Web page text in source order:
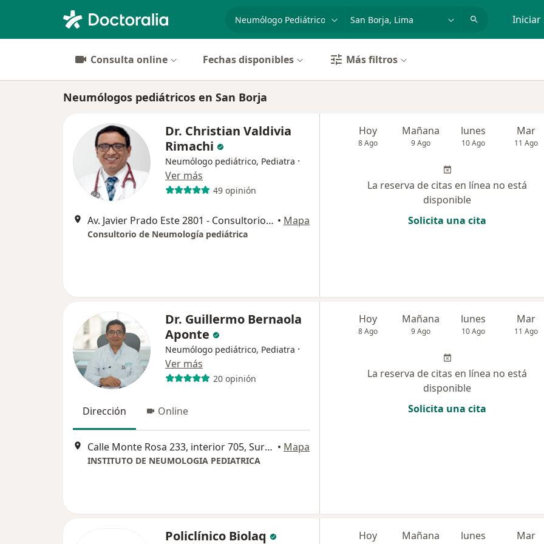
especialidad, enfermedad o nombre Iniciar
Consulta online Fechas disponibles Más filtros
Neumólogos pediátricos en San Borja
Dr. Christian Valdivia
Rimachi
Neumólogo pediátrico, Pediatra ·
Ver más
49 opinión
Av. Javier Prado Este 2801 - Consultorio A-102, San Borja • Mapa
Consultorio de Neumología pediátrica
Hoy
8 Ago
Mañana
9 Ago
lunes
10 Ago
Mar
11 Ago
La reserva de citas en línea no está
disponible
Solicita una cita
Dr. Guillermo Bernaola
Aponte
Neumólogo pediátrico, Pediatra ·
Ver más
20 opinión
Dirección Online
Calle Monte Rosa 233, interior 705, Surco • Mapa
INSTITUTO DE NEUMOLOGIA PEDIATRICA
Hoy
8 Ago
Mañana
9 Ago
lunes
10 Ago
Mar
11 Ago
La reserva de citas en línea no está
disponible
Solicita una cita
Policlínico Biolaq Hoy Mañana lunes Mar